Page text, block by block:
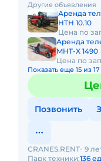
м Вес 690
Другие объявления
Аренда
HTH 10.10
Цена по
Аренда
MHT-X 1490
Цена по
Показать еще 15 из 17
Позвонить
CRANES.RENT 9
Парк техники:136